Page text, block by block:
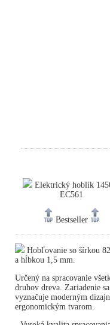
Elektrický hoblík
EC561
Bestseller
Hobľovanie so šírkou
a hĺbkou 1,5 mm.
Určený na spracovanie
druhov dreva. Zariadenie sa
vyznačuje moderným
ergonomickým tvarom.